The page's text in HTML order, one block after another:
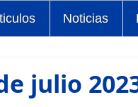
Noticias
julio